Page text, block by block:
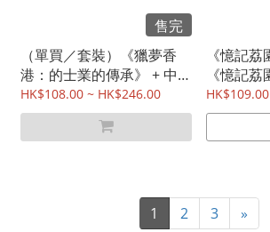
售完
（單買／套裝）《獵夢香
港：的士業的傳承》 + 中華
書局 X TINY 限量版電鍍紅
的士
HK$108.00 ~ HK$246.00
《憶記
《憶記荔
+Tiny 荔
1 2 3 »